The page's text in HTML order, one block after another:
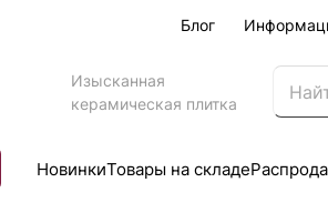
Блог
Изысканная
керамическая плитка
НовинкиТовары на складе